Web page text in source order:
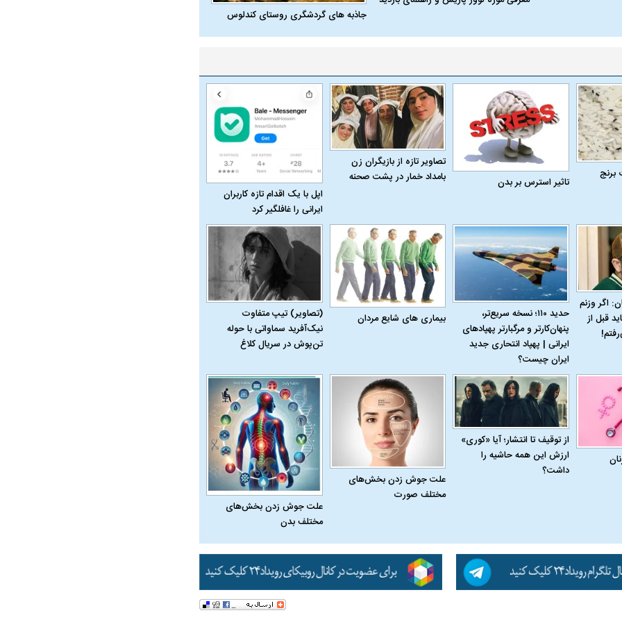
جاذبه های گردشگری روستای کندلوس
برنج
تاثیر استرس بر بدن
تصاویر تازه از بازیگران زن
بامداد خمار در پشت صحنه
اپل با یک اقدام تازه کاربران
ایرانی را غافلگیر کرد
اگر وزنم
قبل از
حدید ۱۱۰؛ نسخه سریع‌تر،
پنهان‌کارتر و مرگبارتر پهپادهای
ایرانی | پهپاد انتحاری جدید
ایران چیست؟
بیماری‌ های شایع مردان
(تصاویر) تیپ متفاوت
نیک‌آفرید سماواتی با حوله
تن‌پوش در سریال کلاغ
از توقیف تا انتشار؛ آیا «کوری»
ارزش این همه حاشیه را
داشت؟
علت جوش زدن بخش‌های
مختلف صورت
علت جوش زدن بخش‌های
مختلف بدن
یک سلسله |
شاه در ایران
ریشه‌های عزاداری ماه محرم در فرهنگ
و تاریخ ایران
عزاداری ماه محرم در دوران قاجار چگونه
انجام می‌شد؟
می‌گوید اگر
زمان زودتر
ببینید| پزشکیان: نقشه کشیده بودند ایران
را ۴۸ ساعته مثل سوریه بگیرند
ببینید| حسن روحانی: اقلیتی می‌گوید اگر
این جنگ تشدید شود، امام زمان زودتر
ظهور می‌کند!